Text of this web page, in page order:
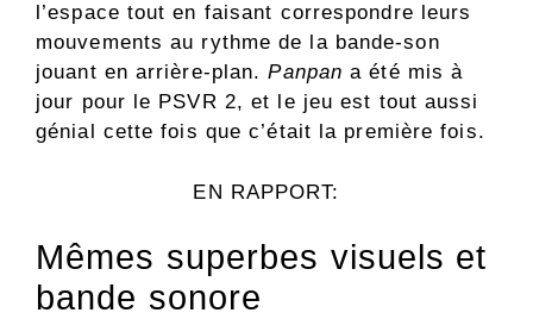
l’espace tout en faisant correspondre leurs
mouvements au rythme de la bande-son
jouant en arrière-plan.Panpan a été mis à
jour pour le PSVR 2, et le jeu est tout aussi
génial cette fois que c’était la première fois.
EN RAPPORT:
Mêmes superbes visuels et
bande sonore